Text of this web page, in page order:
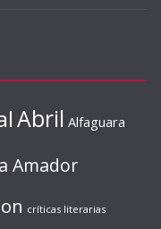
Abril Alfaguara
Amador
críticas literarias